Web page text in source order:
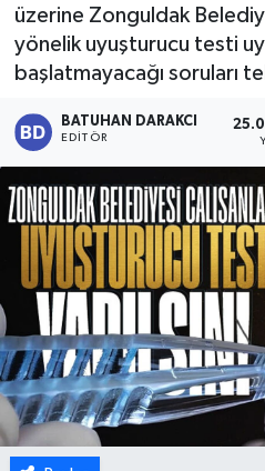
üzerine Zonguldak
yönelik uyuşturucu testi
başlatmayacağı soruları
BATUHAN DARAKCI
EDITÖR
Gökçebey
Bartın
Karabük
Spor
Ulusal
Haber Arşivi